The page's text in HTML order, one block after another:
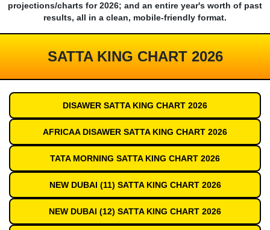
projections/charts for 2026; and an entire year's worth of past
results, all in a clean, mobile-friendly format.
SATTA KING CHART 2026
DISAWER SATTA KING CHART 2026
AFRICAA DISAWER SATTA KING CHART 2026
TATA MORNING SATTA KING CHART 2026
NEW DUBAI (11) SATTA KING CHART 2026
NEW DUBAI (12) SATTA KING CHART 2026